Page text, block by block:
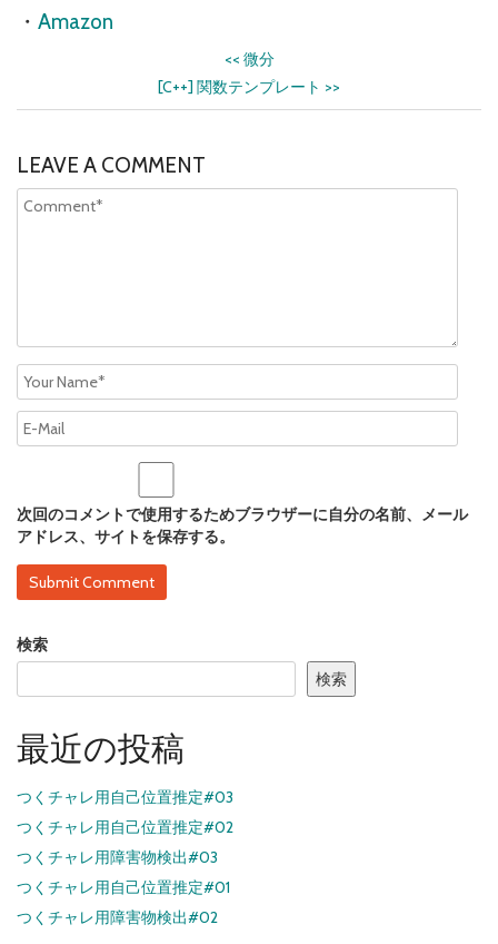
・ Amazon
<< 微分
[C++] 関数テンプレート >>
LEAVE A COMMENT
次回のコメントで使用するためブラウザーに自分の名前、メール
アドレス、サイトを保存する。
検索
検索
最近の投稿
つくチャレ用自己位置推定#03
つくチャレ用自己位置推定#02
つくチャレ用障害物検出#03
つくチャレ用自己位置推定#01
つくチャレ用障害物検出#02